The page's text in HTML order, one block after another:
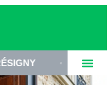
• SERRURERIE